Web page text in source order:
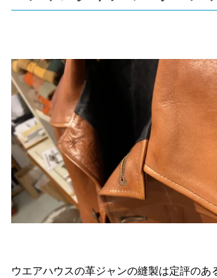
ウエアハウスの革ジャンの縫製は定評のあ